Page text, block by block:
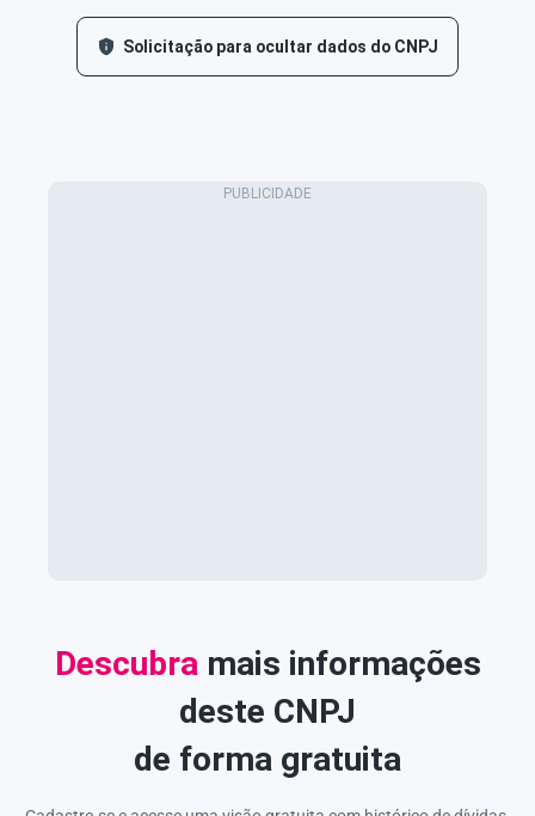
Solicitação para ocultar dados do CNPJ
Descubra mais informações
deste CNPJ
de forma gratuita